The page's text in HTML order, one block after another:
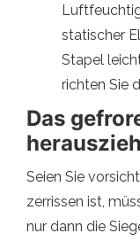
statischer
Stapel
richten Sie
Das
Seien Sie
zerrissen ist,
nur dann die